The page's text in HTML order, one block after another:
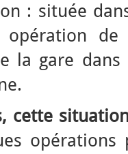
: située
de
la gare
cette